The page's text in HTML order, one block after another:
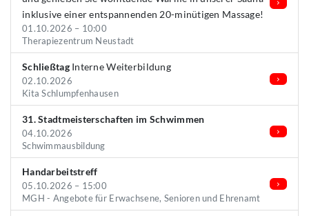
inklusive einer entspannenden 20-minütigen Massage!
01.10.2026 – 10:00
Therapiezentrum Neustadt
SchließtagInterne Weiterbildung
02.10.2026
Kita Schlumpfenhausen
31. Stadtmeisterschaften im Schwimmen
04.10.2026
Schwimmausbildung
Handarbeitstreff
05.10.2026 – 15:00
MGH - Angebote für Erwachsene, Senioren und Ehrenamt